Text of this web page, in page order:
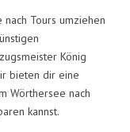
Tours umziehen
König
bieten dir eine
Wörthersee nach
kannst.